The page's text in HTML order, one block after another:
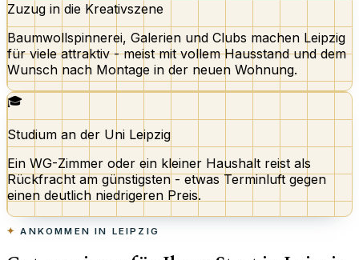
Zuzug in die Kreativszene
Baumwollspinnerei, Galerien und Clubs machen Leipzig
für viele attraktiv - meist mit vollem Hausstand und dem
Wunsch nach Montage in der neuen Wohnung.
🎓
Studium an der Uni Leipzig
Ein WG-Zimmer oder ein kleiner Haushalt reist als
Rückfracht am günstigsten - etwas Terminluft gegen
einen deutlich niedrigeren Preis.
ANKOMMEN IN LEIPZIG